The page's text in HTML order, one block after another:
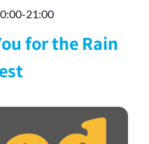
-21:00
for the Rain